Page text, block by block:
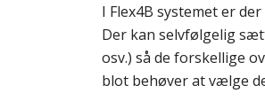
I Flex4B systemet er
Der kan selvfølgelig
osv.) så de forskellige
blot behøver at vælge